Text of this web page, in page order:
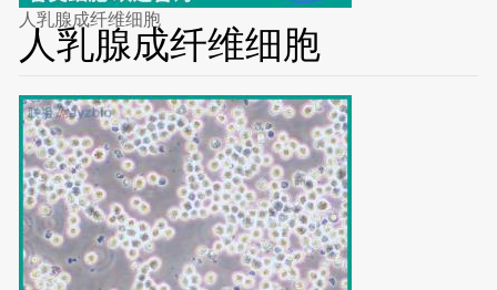
人乳腺成纤维细胞
人乳腺成纤维细胞